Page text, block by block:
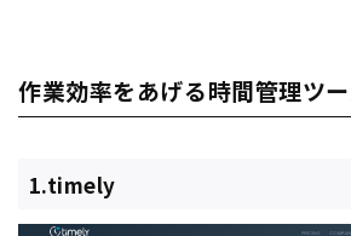
作業効率をあげる時間管理ツ
1.timely